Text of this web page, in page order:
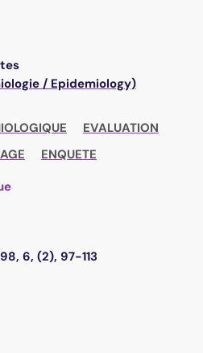
/ Epidemiology)
EVALUATION
ENQUETE
6, (2), 97-113